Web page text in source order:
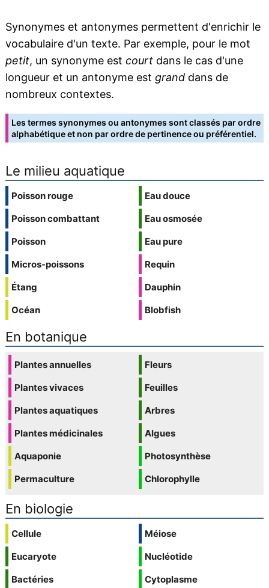
Synonymes et antonymes permettent d'enrichir le
vocabulaire d'un texte. Par exemple, pour le mot
petit, un synonyme est courtdans le cas d'une
longueur et un antonyme est granddans de
nombreux contextes.
Les termes synonymes ou antonymes sont classés par ordre
alphabétique et non par ordre de pertinence ou préférentiel.
Le milieu aquatique
Poisson rouge
Poisson combattant
Poisson
Micros-poissons
Étang
Océan
Eau douce
Eau osmosée
Eau pure
Requin
Dauphin
Blobfish
En botanique
Plantes annuelles
Plantes vivaces
Plantes aquatiques
Plantes médicinales
Aquaponie
Permaculture
Fleurs
Feuilles
Arbres
Algues
Photosynthèse
Chlorophylle
En biologie
Cellule
Eucaryote
Bactéries
Méiose
Nucléotide
Cytoplasme